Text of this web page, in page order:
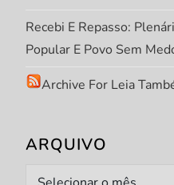
Recebi E Repasso:
Popular E Povo Sem
Archive For Leia
ARQUIVO
Arquivo